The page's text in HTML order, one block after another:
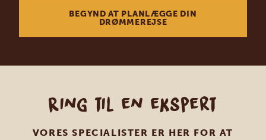
BEGYND AT PLANLÆGGE DIN
DRØMMEREJSE
Ring til en ekspert
VORES SPECIALISTER ER HER FOR AT